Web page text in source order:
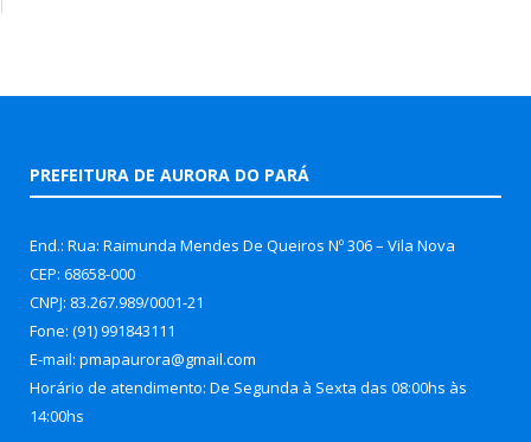
PREFEITURA DE AURORA DO PARÁ
End.: Rua: Raimunda Mendes De Queiros Nº 306 – Vila Nova
CEP: 68658-000
CNPJ: 83.267.989/0001-21
Fone: (91) 991843111
E-mail: pmapaurora@gmail.com
Horário de atendimento: De Segunda à Sexta das 08:00hs às
14:00hs